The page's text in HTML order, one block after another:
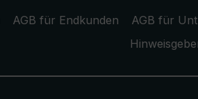
AGB für Endkunden AGB für